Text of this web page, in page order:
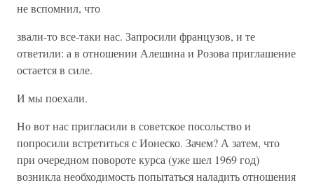
не вспомнил, что
звали-то все-таки нас. Запросили французов, и те
ответили: а в отношении Алешина и Розова приглашение
остается в силе.
И мы поехали.
Но вот нас пригласили в советское посольство и
попросили встретиться с Ионеско. Зачем? А затем, что
при очередном повороте курса (уже шел 1969 год)
возникла необходимость попытаться наладить отношения